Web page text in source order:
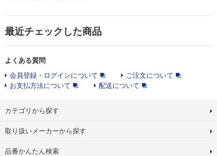
最近チェックした商品
よくある質問
会員登録・ログインについて
ご注文について
お支払方法について
配送について
カテゴリから探す
取り扱いメーカーから探す
品番かんたん検索